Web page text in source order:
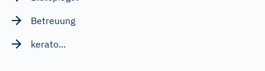
Betreuung
kerato...